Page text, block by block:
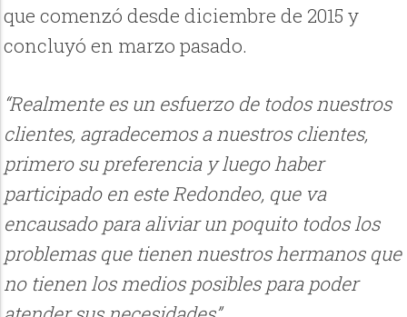
que comenzó desde diciembre de 2015 y
concluyó en marzo pasado.
“Realmente es un esfuerzo de todos nuestros
clientes, agradecemos a nuestros clientes,
primero su preferencia y luego haber
participado en este Redondeo, que va
encausado para aliviar un poquito todos los
problemas que tienen nuestros hermanos que
no tienen los medios posibles para poder